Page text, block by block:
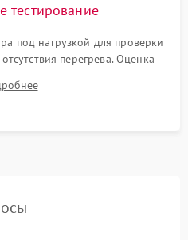
тестирование
под нагрузкой для проверки
перегрева. Оценка
на тестовых
всех видеовходов и кнопок